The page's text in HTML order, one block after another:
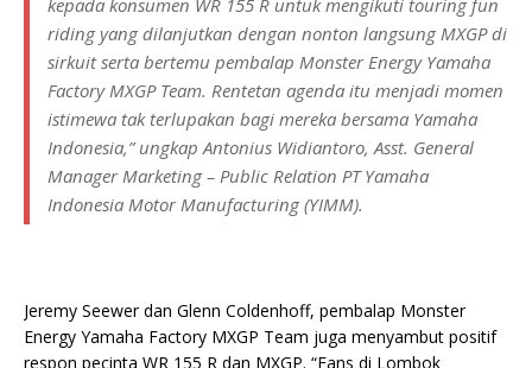
kepada konsumen WR 155 R untuk mengikuti touring fun
riding yang dilanjutkan dengan nonton langsung MXGP di
sirkuit serta bertemu pembalap Monster Energy Yamaha
Factory MXGP Team. Rentetan agenda itu menjadi momen
istimewa tak terlupakan bagi mereka bersama Yamaha
Indonesia,” ungkap Antonius Widiantoro, Asst. General
Manager Marketing – Public Relation PT Yamaha
Indonesia Motor Manufacturing (YIMM).
Jeremy Seewer dan Glenn Coldenhoff, pembalap Monster
Energy Yamaha Factory MXGP Team juga menyambut positif
respon pecinta WR 155 R dan MXGP. “Fans di Lombok